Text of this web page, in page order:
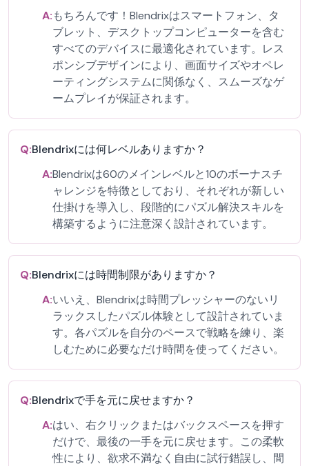
A:もちろんです！Blendrixはスマートフォン、タ
ブレット、デスクトップコンピューターを含む
すべてのデバイスに最適化されています。レス
ポンシブデザインにより、画面サイズやオペレ
ーティングシステムに関係なく、スムーズなゲ
ームプレイが保証されます。
Q:Blendrixには何レベルありますか？
A:Blendrixは60のメインレベルと10のボーナスチ
ャレンジを特徴としており、それぞれが新しい
仕掛けを導入し、段階的にパズル解決スキルを
構築するように注意深く設計されています。
Q:Blendrixには時間制限がありますか？
A:いいえ、Blendrixは時間プレッシャーのないリ
ラックスしたパズル体験として設計されていま
す。各パズルを自分のペースで戦略を練り、楽
しむために必要なだけ時間を使ってください。
Q:Blendrixで手を元に戻せますか？
A:はい、右クリックまたはバックスペースを押す
だけで、最後の一手を元に戻せます。この柔軟
性により、欲求不満なく自由に試行錯誤し、間